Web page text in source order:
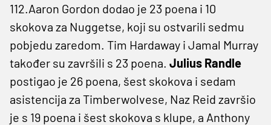
112.Aaron Gordon dodao je 23 poena i 10
skokova za Nuggetse, koji su ostvarili sedmu
pobjedu zaredom. Tim Hardaway i Jamal Murray
također su završili s 23 poena. Julius Randle
postigao je 26 poena, šest skokova i sedam
asistencija za Timberwolvese, Naz Reid završio
je s 19 poena i šest skokova s ​​klupe, a Anthony